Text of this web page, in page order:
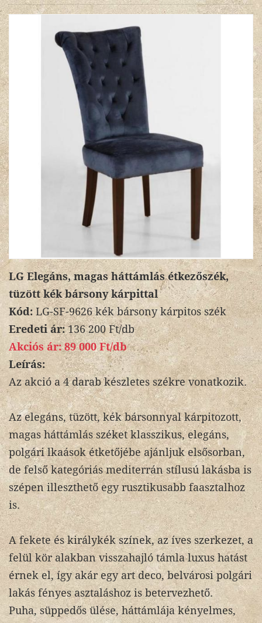
LG Elegáns, magas háttámlás étkezőszék,
tüzött kék bársony kárpittal
Kód: LG-SF-9626 kék bársony kárpitos szék
Eredeti ár:136 200 Ft/db
Akciós ár:89 000 Ft/db
Leírás:
Az akció a 4 darab készletes székre vonatkozik.
Az elegáns, tüzött, kék bársonnyal kárpitozott,
magas háttámlás széket klasszikus, elegáns,
polgári lkaások étketőjébe ajánljuk elsősorban,
de felső kategóriás mediterrán stílusú lakásba is
szépen illeszthető egy rusztikusabb faasztalhoz
is.
A fekete és királykék színek, az íves szerkezet, a
felül kör alakban visszahajló támla luxus hatást
érnek el, így akár egy art deco, belvárosi polgári
lakás fényes asztaláshoz is betervezhető.
Puha, süppedős ülése, háttámlája kényelmes,